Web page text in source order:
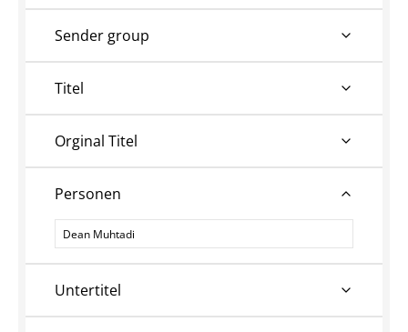
Sender group
Titel
Orginal Titel
Personen
Personen
Untertitel